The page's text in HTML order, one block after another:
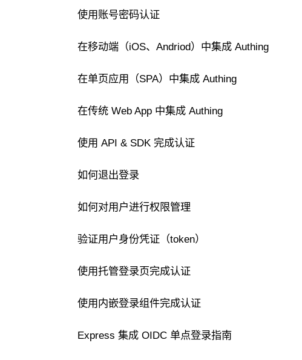
使用账号密码认证
在移动端（iOS、Andriod）中集成 Authing
在单页应用（SPA）中集成 Authing
在传统 Web App 中集成 Authing
使用 API & SDK 完成认证
如何退出登录
如何对用户进行权限管理
验证用户身份凭证（token）
使用托管登录页完成认证
使用内嵌登录组件完成认证
Express 集成 OIDC 单点登录指南